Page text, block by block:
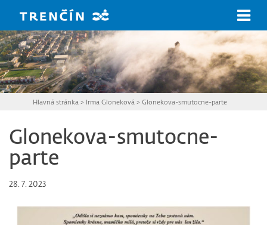
Hlavná stránka > Irma Gloneková >Glonekova-smutocne-parte
Glonekova-smutocne-
parte
28. 7. 2023